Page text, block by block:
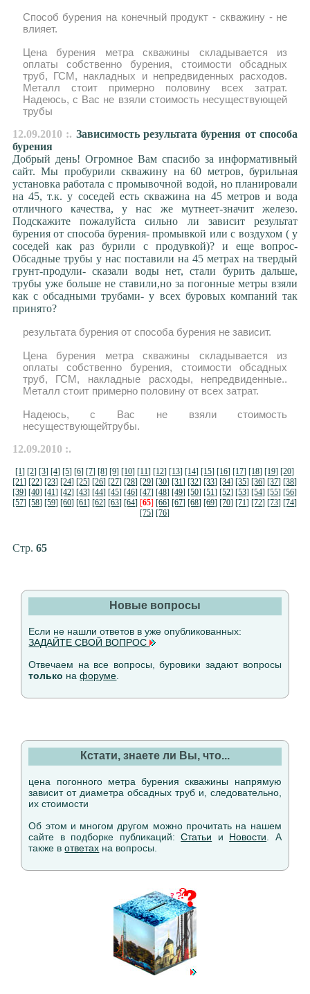
Способ бурения на конечный продукт - скважину - не
влияет.
Цена бурения метра скважины складывается из
оплаты собственно бурения, стоимости обсадных
труб, ГСМ, накладных и непредвиденных расходов.
Металл стоит примерно половину всех затрат.
Надеюсь, с Вас не взяли стоимость несуществующей
трубы
12.09.2010 :. Зависимость результата бурения от способа
бурения
Добрый день! Огромное Вам спасибо за информативный
сайт. Мы пробурили скважину на 60 метров, бурильная
установка работала с промывочной водой, но планировали
на 45, т.к. у соседей есть скважина на 45 метров и вода
отличного качества, у нас же мутнеет-значит железо.
Подскажите пожалуйста сильно ли зависит результат
бурения от способа бурения- промывкой или с воздухом ( у
соседей как раз бурили с продувкой)? и еще вопрос-
Обсадные трубы у нас поставили на 45 метрах на твердый
грунт-продули- сказали воды нет, стали бурить дальше,
трубы уже больше не ставили,но за погонные метры взяли
как с обсадными трубами- у всех буровых компаний так
принято?
результата бурения от способа бурения не зависит.
Цена бурения метра скважины складывается из
оплаты собственно бурения, стоимости обсадных
труб, ГСМ, накладные расходы, непредвиденные..
Металл стоит примерно половину от всех затрат.
Надеюсь, с Вас не взяли стоимость
несуществующейтрубы.
12.09.2010 :.
[1] [2] [3] [4] [5] [6] [7] [8] [9] [10] [11] [12] [13] [14] [15] [16] [17] [18] [19] [20]
[21] [22] [23] [24] [25] [26] [27] [28] [29] [30] [31] [32] [33] [34] [35] [36] [37] [38]
[39] [40] [41] [42] [43] [44] [45] [46] [47] [48] [49] [50] [51] [52] [53] [54] [55] [56]
[57] [58] [59] [60] [61] [62] [63] [64] [65] [66] [67] [68] [69] [70] [71] [72] [73] [74]
[75] [76]
Стр. 65
Новые вопросы
Если не нашли ответов в уже опубликованных:
ЗАДАЙТЕ СВОЙ ВОПРОС
Отвечаем на все вопросы, буровики задают вопросы
только нафоруме
Кстати, знаете ли Вы, что...
цена погонного метра бурения скважины напрямую
зависит от диаметра обсадных труб и, следовательно,
их стоимости
Об этом и многом другом можно прочитать на нашем
сайте в подборке публикаций:Статьи и Новости . А
также вответах на вопросы.